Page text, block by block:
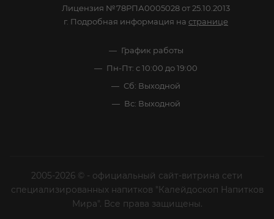
Лицензия №78РПА0005028 от 25.10.2013
г. Подробная информация на странице
График работы
Пн-Пт: с 10:00 до 19:00
Сб: Выходной
Вс: Выходной
2005-2026 © - официальный сайт-витрина сети
специализированных напитков "Калейдоскоп Напитков
Мира". Все права защищены.